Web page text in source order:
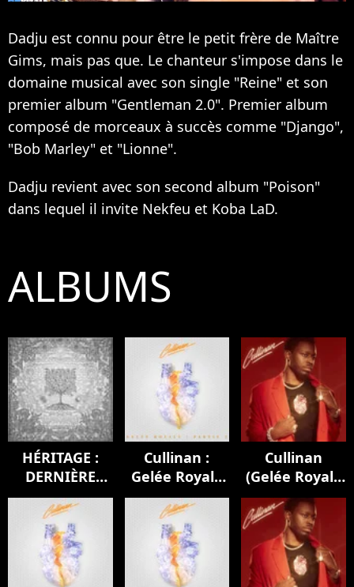
Dadju est connu pour être le petit frère de Maître
Gims, mais pas que. Le chanteur s'impose dans le
domaine musical avec son single "Reine" et son
premier album "Gentleman 2.0". Premier album
composé de morceaux à succès comme "Django",
"Bob Marley" et "Lionne".
Dadju revient avec son second album "Poison"
dans lequel il invite Nekfeu et Koba LaD.
ALBUMS
HÉRITAGE :
DERNIÈRE
EMPREINTE
Cullinan :
Gelée Royale
(Partie 2)
Cullinan
(Gelée Royale
1 & 2)